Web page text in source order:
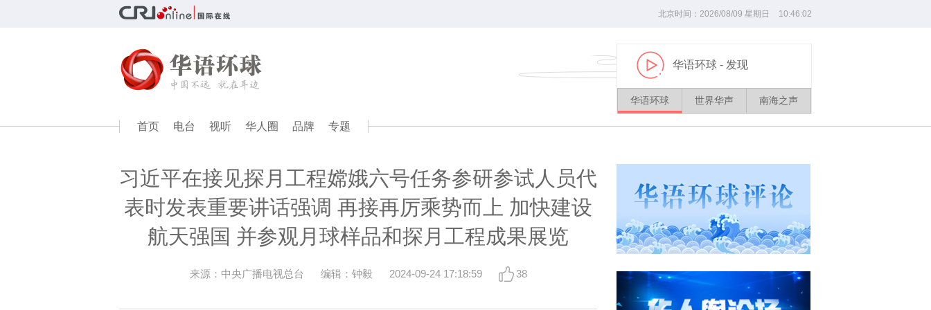
北京时间： 2026/08/09 星期日 10:46:02
播
放
华语环球 - 发现
华语环球 世界华声 南海之声
首页 电台 视听 华人圈 品牌 专题
习近平在接见探月工程嫦娥六号任务参研参试人员代
表时发表重要讲话强调 再接再厉乘势而上 加快建设
航天强国 并参观月球样品和探月工程成果展览
来源：中央广播电视总台 编辑：钟毅 2024-09-24 17:18:59 38